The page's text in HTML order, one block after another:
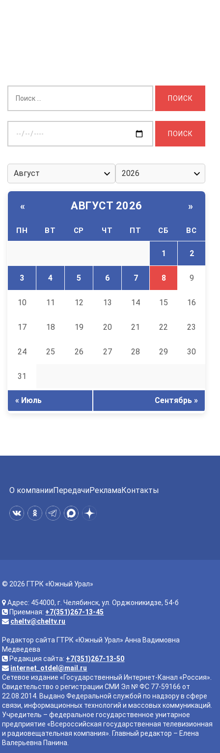
дату:
« АВГУСТ 2026 »
ПН ВТ СР ЧТ ПТ СБ ВС
1 2
3 4 5 6 7 8 9
10 11 12 13 14 15 16
17 18 19 20 21 22 23
24 25 26 27 28 29 30
31
« Июль Сентябрь »
О компанииПередачиРекламаКонтакты
© 2026 ГТРК «Южный Урал»
Адрес: 454000, г. Челябинск, ул. Орджоникидзе, 54-б
Приемная: +7(351)267-13-45
cheltv@cheltv.ru
Редактор сайта ГТРК «Южный Урал» Анна Вадимовна
Медведева
Редакция сайта: +7(351)267-13-50
internet_otdel@mail.ru
Сетевое издание «Государственный Интернет-Канал «Россия».
Свидетельство о регистрации СМИ Эл № ФС 77-59166 от
22.08.2014. Выдано Федеральной службой по надзору в сфере
связи, информационных технологий и массовых коммуникаций.
Учредитель – федеральное государственное унитарное
предприятие «Всероссийская государственная телевизионная
и радиовещательная компания». Главный редактор – Елена
Валерьевна Панина.